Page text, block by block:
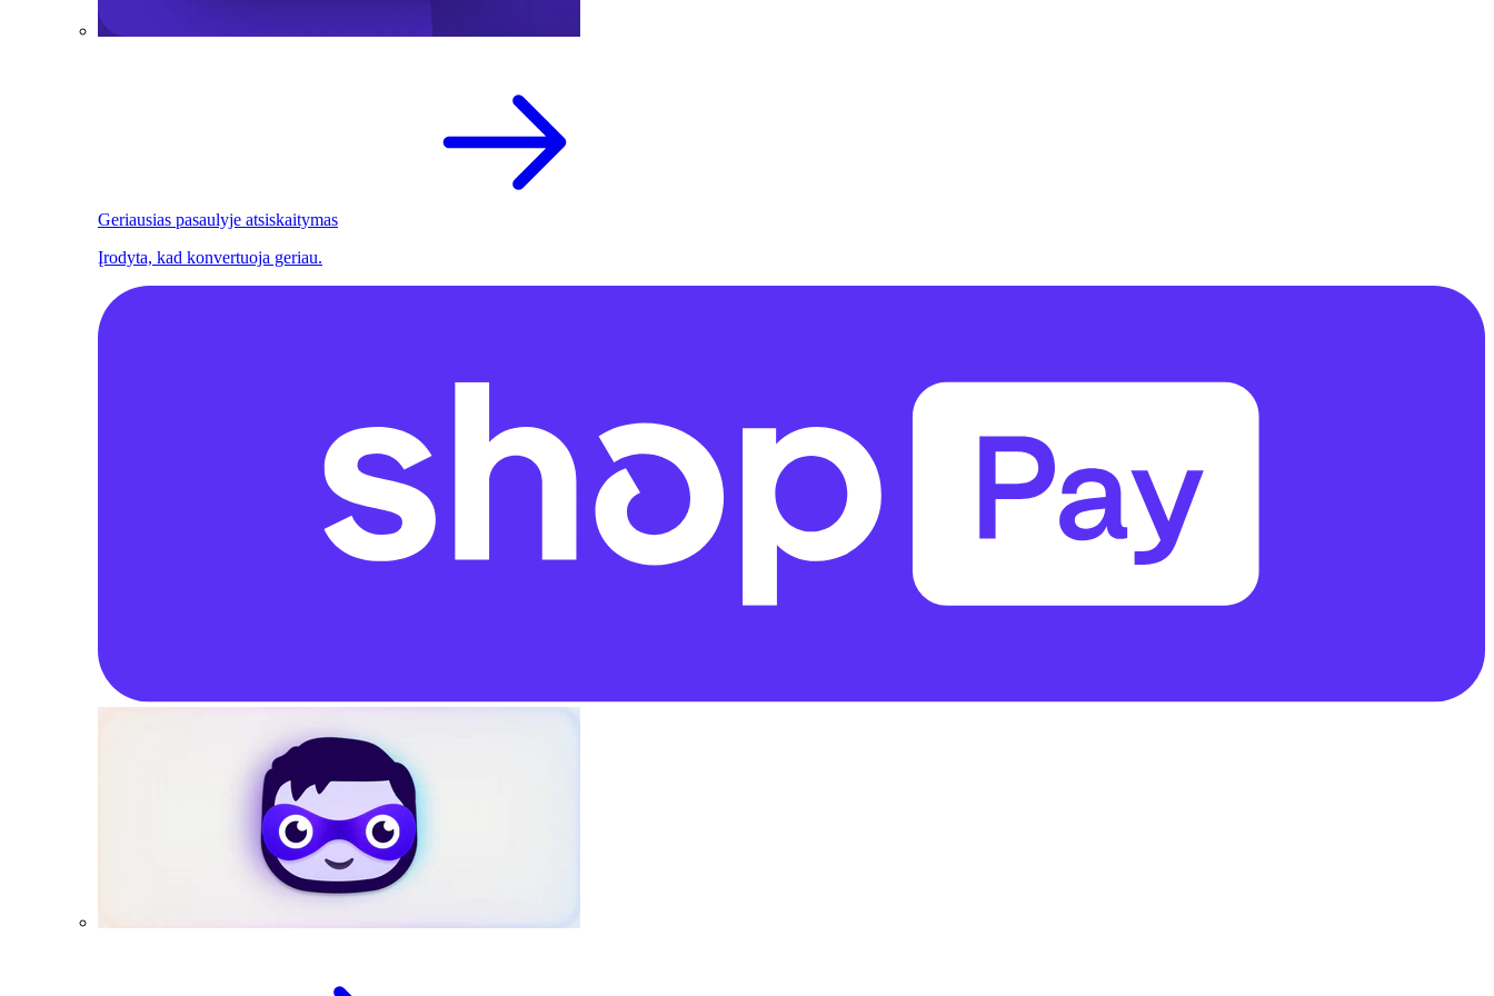
Geriausias pasaulyje atsiskaitymas
Įrodyta, kad konvertuoja geriau.